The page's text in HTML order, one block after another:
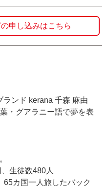
申し込みはこちら
ンド kerana 千森 麻由
・グアラニー語で夢を表
生徒数480人
65カ国一人旅したバック